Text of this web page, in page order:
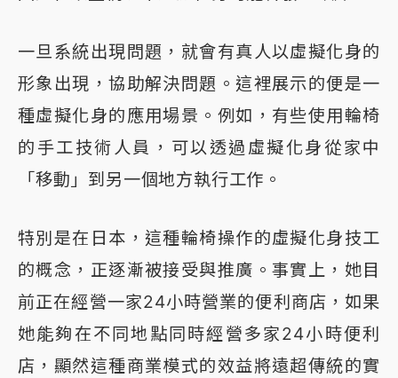
一旦系統出現問題，就會有真人以虛擬化身的
形象出現，協助解決問題。這裡展示的便是一
種虛擬化身的應用場景。例如，有些使用輪椅
的手工技術人員，可以透過虛擬化身從家中
「移動」到另一個地方執行工作。
特別是在日本，這種輪椅操作的虛擬化身技工
的概念，正逐漸被接受與推廣。事實上，她目
前正在經營一家24小時營業的便利商店，如果
她能夠在不同地點同時經營多家24小時便利
店，顯然這種商業模式的效益將遠超傳統的實